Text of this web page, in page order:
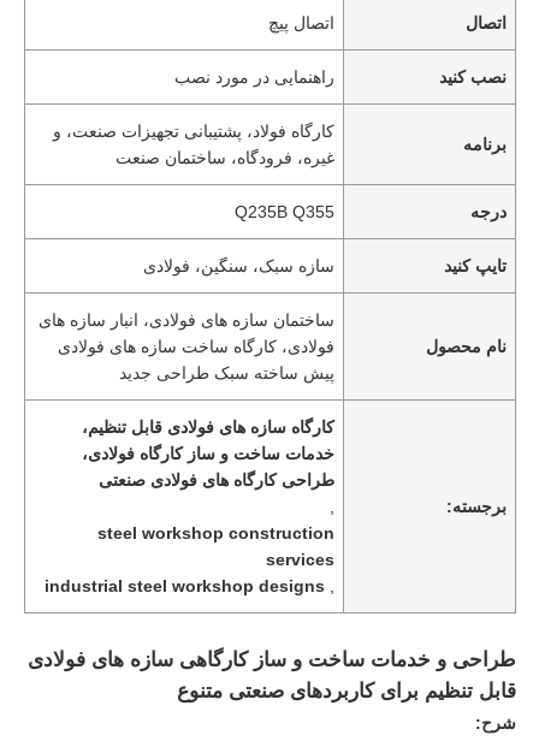
اتصال اتصال پیچ
نصب کنید راهنمایی در مورد نصب
برنامه
کارگاه فولاد، پشتیبانی تجهیزات صنعت، و
غیره، فرودگاه، ساختمان صنعت
درجه Q235B Q355
تایپ کنید سازه سبک، سنگین، فولادی
نام محصول
ساختمان سازه های فولادی، انبار سازه های
فولادی، کارگاه ساخت سازه های فولادی
پیش ساخته سبک طراحی جدید
برجسته:
کارگاه سازه های فولادی قابل تنظیم،
خدمات ساخت و ساز کارگاه فولادی،
طراحی کارگاه های فولادی صنعتی
steel workshop construction
services
industrial steel workshop designs
طراحی و خدمات ساخت و ساز کارگاهی سازه های فولادی
قابل تنظیم برای کاربردهای صنعتی متنوع
شرح: